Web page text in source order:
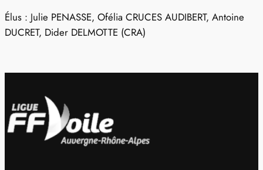
Élus : Julie PENASSE, Ofélia CRUCES AUDIBERT, Antoine
DUCRET, Dider DELMOTTE (CRA)